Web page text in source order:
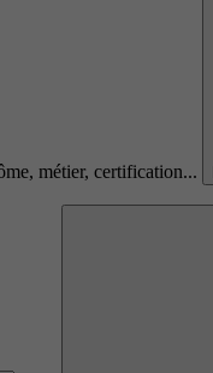
métier, certification...